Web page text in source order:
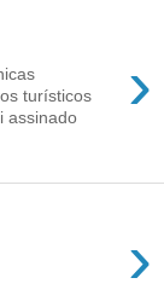
›
turísticos
assinado
›